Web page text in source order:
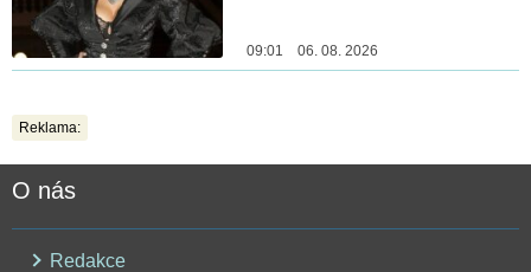
09:01 06. 08. 2026
Reklama:
O nás
Redakce